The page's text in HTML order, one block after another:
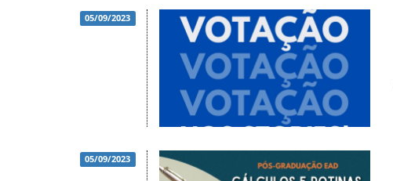
05/09/2023
05/09/2023